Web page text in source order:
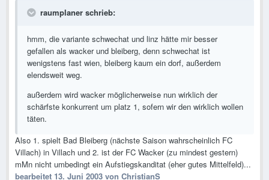
raumplaner schrieb:
hmm, die variante schwechat und linz hätte mir besser
gefallen als wacker und bleiberg, denn schwechat ist
wenigstens fast wien, bleiberg kaum ein dorf, außerdem
elendsweit weg.
außerdem wird wacker möglicherweise nun wirklich der
schärfste konkurrent um platz 1, sofern wir den wirklich wollen
täten.
Also 1. spielt Bad Bleiberg (nächste Saison wahrscheinlich FC
Villach) in Villach und 2. ist der FC Wacker (zu mindest gestern)
mMn nicht umbedingt ein Aufstiegskanditat (eher gutes Mittelfeld)...
bearbeitet 13. Juni 2003 von ChristianS